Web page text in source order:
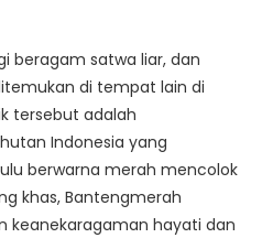
beragam satwa liar, dan
di tempat lain di
tersebut adalah
Indonesia yang
berwarna merah mencolok
khas, Bantengmerah
keanekaragaman hayati dan